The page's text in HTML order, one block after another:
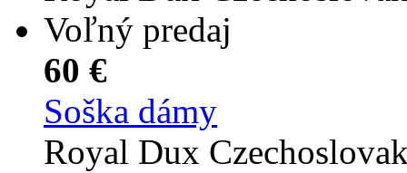
Voľný predaj
60 €
Soška dámy
Royal Dux